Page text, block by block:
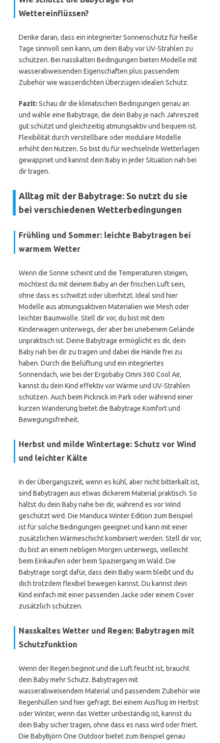
Wettereinflüssen?
Denke daran, dass ein integrierter Sonnenschutz für heiße
Tage sinnvoll sein kann, um dein Baby vor UV-Strahlen zu
schützen. Bei nasskalten Bedingungen bieten Modelle mit
wasserabweisenden Eigenschaften plus passendem
Zubehör wie wasserdichten Überzügen idealen Schutz.
Fazit: Schau dir die klimatischen Bedingungen genau an
und wähle eine Babytrage, die dein Baby je nach Jahreszeit
gut schützt und gleichzeitig atmungsaktiv und bequem ist.
Flexibilität durch verstellbare oder modulare Modelle
erhöht den Nutzen. So bist du für wechselnde Wetterlagen
gewappnet und kannst dein Baby in jeder Situation nah bei
dir tragen.
Alltag mit der Babytrage: So nutzt du sie
bei verschiedenen Wetterbedingungen
Frühling und Sommer: leichte Babytragen bei
warmem Wetter
Wenn die Sonne scheint und die Temperaturen steigen,
möchtest du mit deinem Baby an der frischen Luft sein,
ohne dass es schwitzt oder überhitzt. Ideal sind hier
Modelle aus atmungsaktiven Materialien wie Mesh oder
leichter Baumwolle. Stell dir vor, du bist mit dem
Kinderwagen unterwegs, der aber bei unebenem Gelände
unpraktisch ist. Deine Babytrage ermöglicht es dir, dein
Baby nah bei dir zu tragen und dabei die Hände frei zu
haben. Durch die Belüftung und ein integriertes
Sonnendach, wie bei der Ergobaby Omni 360 Cool Air,
kannst du dein Kind effektiv vor Wärme und UV-Strahlen
schützen. Auch beim Picknick im Park oder während einer
kurzen Wanderung bietet die Babytrage Komfort und
Bewegungsfreiheit.
Herbst und milde Wintertage: Schutz vor Wind
und leichter Kälte
In der Übergangszeit, wenn es kühl, aber nicht bitterkalt ist,
sind Babytragen aus etwas dickerem Material praktisch. So
hältst du dein Baby nahe bei dir, während es vor Wind
geschützt wird. Die Manduca Winter Edition zum Beispiel
ist für solche Bedingungen geeignet und kann mit einer
zusätzlichen Wärmeschicht kombiniert werden. Stell dir vor,
du bist an einem nebligen Morgen unterwegs, vielleicht
beim Einkaufen oder beim Spaziergang im Wald. Die
Babytrage sorgt dafür, dass dein Baby warm bleibt und du
dich trotzdem flexibel bewegen kannst. Du kannst dein
Kind einfach mit einer passenden Jacke oder einem Cover
zusätzlich schützen.
Nasskaltes Wetter und Regen: Babytragen mit
Schutzfunktion
Wenn der Regen beginnt und die Luft feucht ist, braucht
dein Baby mehr Schutz. Babytragen mit
wasserabweisendem Material und passendem Zubehör wie
Regenhüllen sind hier gefragt. Bei einem Ausflug im Herbst
oder Winter, wenn das Wetter unbeständig ist, kannst du
dein Baby sicher tragen, ohne dass es nass wird oder friert.
Die BabyBjörn One Outdoor bietet zum Beispiel genau